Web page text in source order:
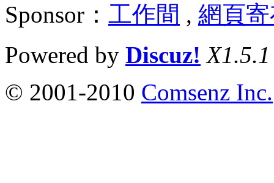
Sponsor： 工作間 , 網頁
Powered by Discuz! X1.5.1
© 2001-2010 Comsenz Inc.